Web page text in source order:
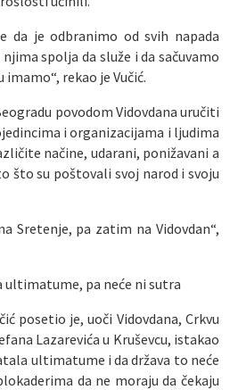
da je odbranimo od svih napada
spolja da služe i da sačuvamo
rekao je Vučić.
povodom Vidovdana uručiti
i organizacijama i ljudima
načine, udarani, ponižavani a
što su poštovali svoj narod i svoju
Sretenje, pa zatim na Vidovdan“,
pa neće ni sutra
posetio je, uoči Vidovdana, Crkvu
Lazarevića u Kruševcu, istakao
ultimatume i da država to neće
da ne moraju da čekaju